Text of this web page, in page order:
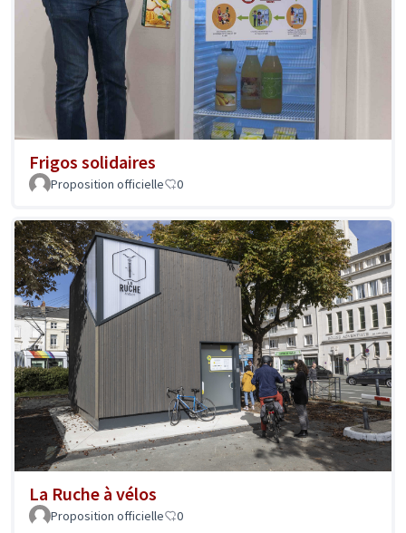
Frigos solidaires
Proposition officielle 0
La Ruche à vélos
Proposition officielle 0